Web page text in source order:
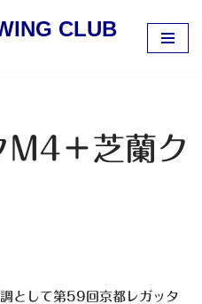
CLUB
M4＋芝蘭ク
として第59回京都レガッタ